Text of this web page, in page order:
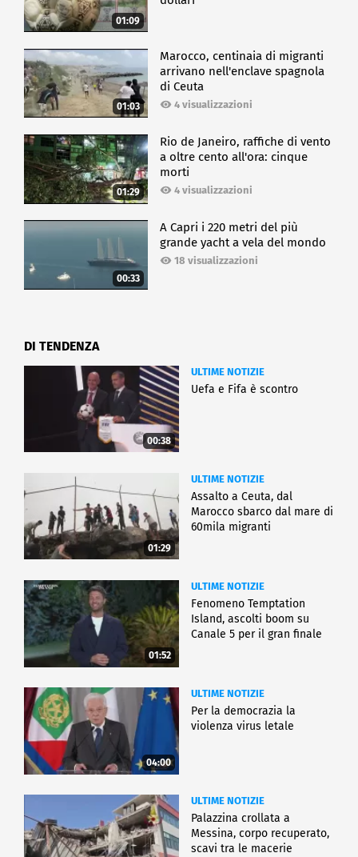
01:09
01:03
Marocco, centinaia di migranti
arrivano nell'enclave spagnola
di Ceuta
4 visualizzazioni
01:29
Rio de Janeiro, raffiche di vento
a oltre cento all'ora: cinque
morti
4 visualizzazioni
00:33
A Capri i 220 metri del più
grande yacht a vela del mondo
18 visualizzazioni
DI TENDENZA
00:38
ULTIME NOTIZIE
Uefa e Fifa è scontro
01:29
ULTIME NOTIZIE
Assalto a Ceuta, dal
Marocco sbarco dal mare di
60mila migranti
01:52
ULTIME NOTIZIE
Fenomeno Temptation
Island, ascolti boom su
Canale 5 per il gran finale
04:00
ULTIME NOTIZIE
Per la democrazia la
violenza virus letale
ULTIME NOTIZIE
Palazzina crollata a
Messina, corpo recuperato,
scavi tra le macerie